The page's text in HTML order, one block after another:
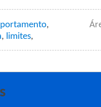
,
, limites,